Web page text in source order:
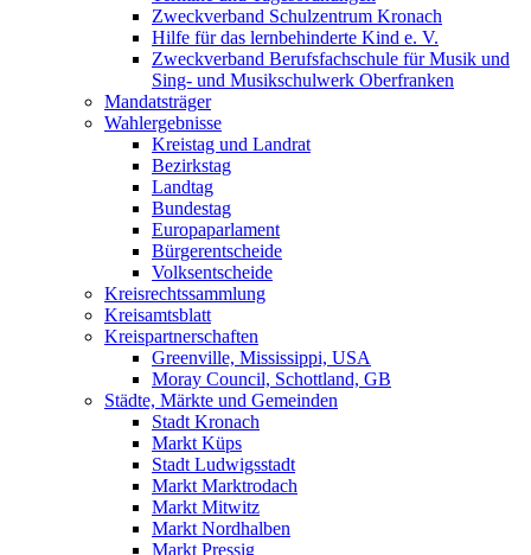
Zweckverband Schulzentrum Kronach
Hilfe für das lernbehinderte Kind e. V.
Zweckverband Berufsfachschule für Musik und
Sing- und Musikschulwerk Oberfranken
Mandatsträger
Wahlergebnisse
Kreistag und Landrat
Bezirkstag
Landtag
Bundestag
Europaparlament
Bürgerentscheide
Volksentscheide
Kreisrechtssammlung
Kreisamtsblatt
Kreispartnerschaften
Greenville, Mississippi, USA
Moray Council, Schottland, GB
Städte, Märkte und Gemeinden
Stadt Kronach
Markt Küps
Stadt Ludwigsstadt
Markt Marktrodach
Markt Mitwitz
Markt Nordhalben
Markt Pressig